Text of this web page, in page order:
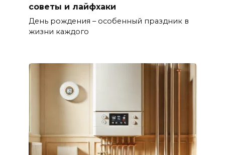
советы и лайфхаки
День рождения – особенный праздник в
жизни каждого